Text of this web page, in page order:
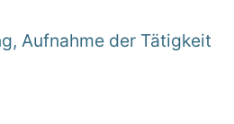
Aufnahme der Tätigkeit